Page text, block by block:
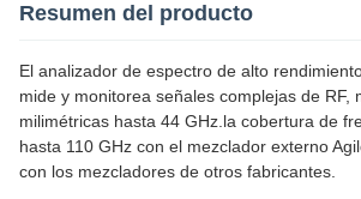
Resumen del producto
El analizador de espectro de alto
mide y monitorea señales complejas de RF,
milimétricas hasta 44 GHz.la cobertura de
hasta 110 GHz con el mezclador externo
con los mezcladores de otros fabricantes.